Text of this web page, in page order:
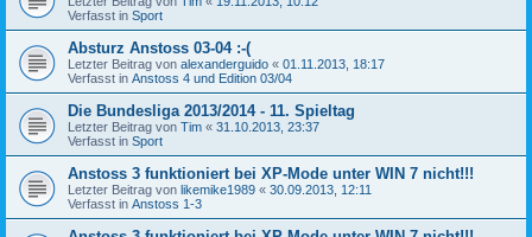
Verfasst in Sport
Absturz Anstoss 03-04 :-(
Letzter Beitrag von alexanderguido « 01.11.2013, 18:17
Verfasst in Anstoss 4 und Edition 03/04
Die Bundesliga 2013/2014 - 11. Spieltag
Letzter Beitrag von Tim « 31.10.2013, 23:37
Verfasst in Sport
Anstoss 3 funktioniert bei XP-Mode unter WIN 7 nicht!!!
Letzter Beitrag von likemike1989 « 30.09.2013, 12:11
Verfasst in Anstoss 1-3